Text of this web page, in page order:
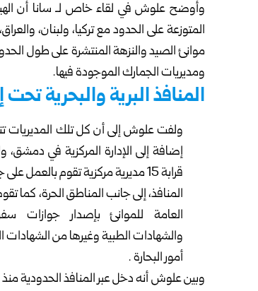
وأوضح علوش في لقاء خاص لـ سانا أن
المتوزعة على الحدود مع تركيا، ولبنان،
موانئ الصيد والنزهة المنتشرة على طول
ومديريات الجمارك الموجودة فيها.
المنافذ البرية والبحرية
ولفت علوش إلى أن كل تلك المديريات
إضافة إلى الإدارة المركزية في دمشق،
قرابة 15 مديرية مركزية تقوم بالعمل
المنافذ، إلى جانب المناطق الحرة، كما
العامة للموانئ بإصدار جوازات
والشهادات الطبية وغيرها من
أمور البحارة .